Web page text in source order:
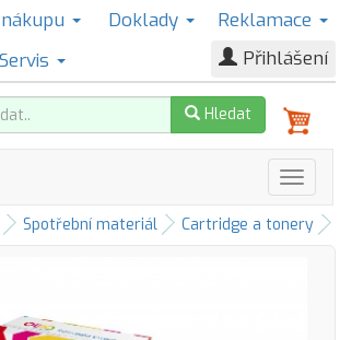
Doklady
Reklamace
Servis
Přihlášení
Hledat
Spotřební materiál Cartridge a tonery